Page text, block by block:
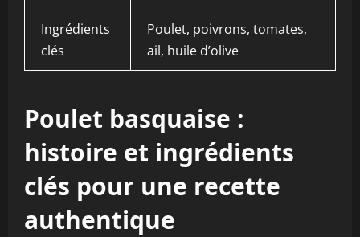
Ingrédients
clés
Poulet, poivrons, tomates,
ail, huile d’olive
Poulet basquaise :
histoire et ingrédients
clés pour une recette
authentique